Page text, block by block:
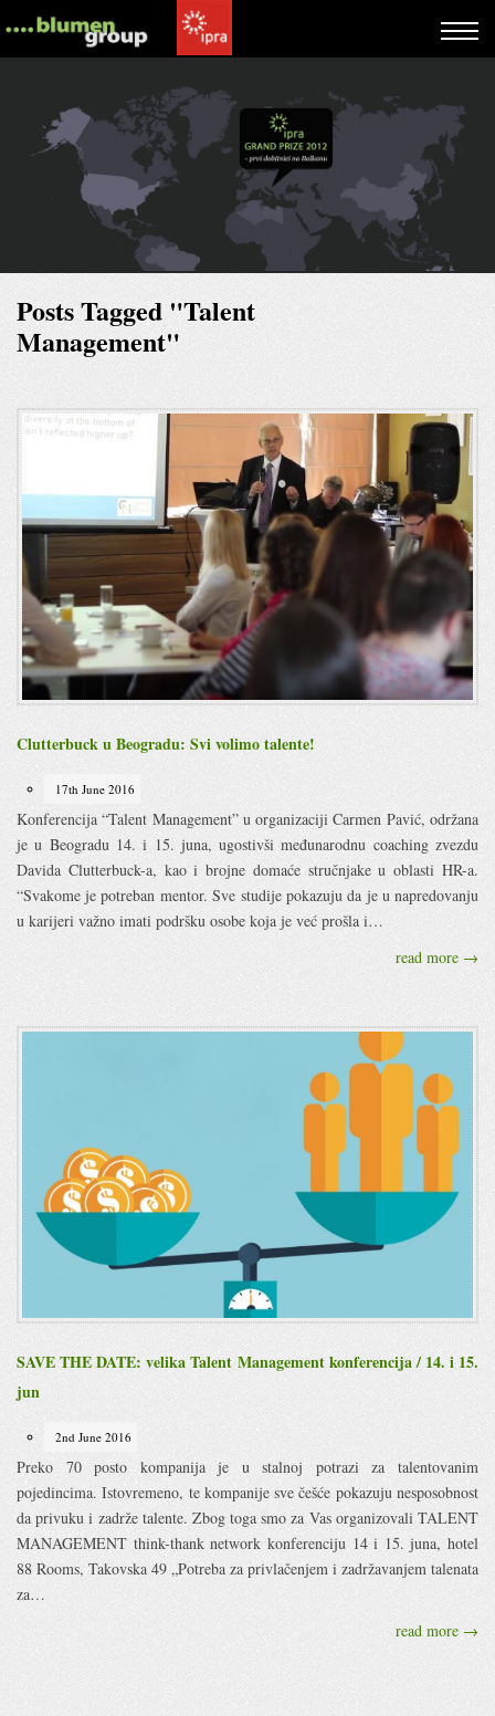
Posts Tagged "Talent
Management"
Clutterbuck u Beogradu: Svi volimo talente!
17th June 2016
Konferencija “Talent Management” u organizaciji Carmen Pavić, održana
je u Beogradu 14. i 15. juna, ugostivši međunarodnu coaching zvezdu
Davida Clutterbuck-a, kao i brojne domaće stručnjake u oblasti HR-a.
“Svakome je potreban mentor. Sve studije pokazuju da je u napredovanju
u karijeri važno imati podršku osobe koja je već prošla i…
read more →
SAVE THE DATE: velika Talent Management konferencija / 14. i 15.
jun
2nd June 2016
Preko 70 posto kompanija je u stalnoj potrazi za talentovanim
pojedincima. Istovremeno, te kompanije sve češće pokazuju nesposobnost
da privuku i zadrže talente. Zbog toga smo za Vas organizovali TALENT
MANAGEMENT think-thank network konferenciju 14 i 15. juna, hotel
88 Rooms, Takovska 49 „Potreba za privlačenjem i zadržavanjem talenata
za…
read more →